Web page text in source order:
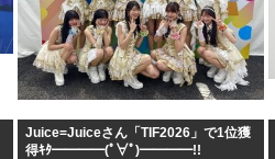
Juice=Juiceさん「TIF2026」で1位獲
得ｷﾀ━━━━(ﾟ∀ﾟ)━━━━!!